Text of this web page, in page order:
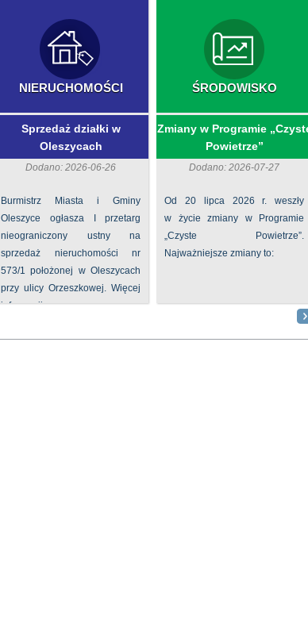
NIERUCHOMOŚCI
Sprzedaż działki w
Oleszycach
Dodano: 2026-06-26
Burmistrz Miasta i Gminy
Oleszyce ogłasza I przetarg
nieograniczony ustny na
sprzedaż nieruchomości nr
573/1 położonej w Oleszycach
przy ulicy Orzeszkowej. Więcej
informacji ...
ŚRODOWISKO
Zmiany w Programie
Powietrze”
Dodano: 2026-07-27
Od 20 lipca 2026 r. weszły
w życie zmiany w Programie
„Czyste Powietrze”.
Najważniejsze zmiany to: